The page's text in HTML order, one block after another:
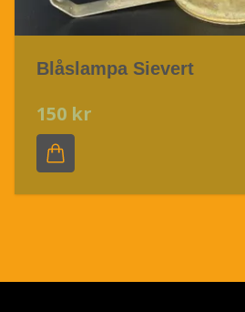
Blåslampa Sievert
150 kr